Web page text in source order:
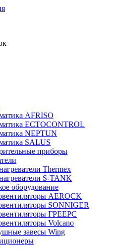
AFRISO
ECTOCONTROL
NEPTUN
SALUS
приборы
Thermex
S-TANK
оборудование
AEROCK
SONNIGER
ГРЕЕРС
Volcano
завесы Wing